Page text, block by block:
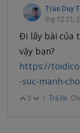
Trần Duy
thg 12 21,
Đi lấy bài của
vậy bạn?
https://
-suc-manh-
0 Trả lời